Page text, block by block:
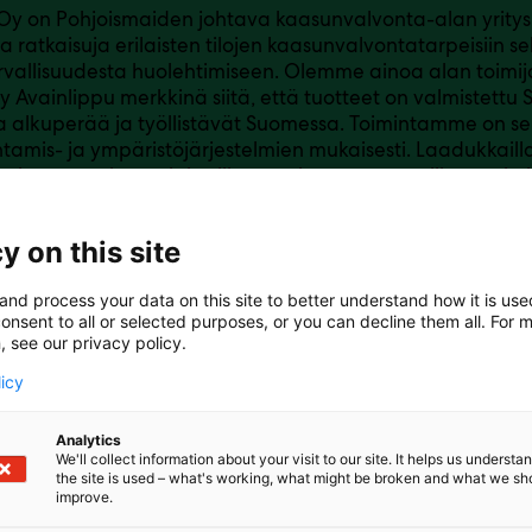
on Pohjoismaiden johtava kaasunvalvonta-alan
ratkaisuja erilaisten tilojen kaasunvalvontatarpeisiin
huolehtimiseen. Olemme ainoa alan
Avainlippu merkkinä siitä, että tuotteet on valmistettu
alkuperää ja työllistävät Suomessa. Toimintamme on
ja ympäristöjärjestelmien mukaisesti.
kaasunvalvontalaitteilla varmistetaan turvallinen
räjähdysvaarallisten ja happea syrjäyttävien
on this site
process your data on this site to better understand how it is
to all or selected purposes, or you can decline them all. For
see our privacy policy.
Analytics
We'll collect information about your visit to our site. It helps us
the site is used – what's working, what might be broken and what we
improve.